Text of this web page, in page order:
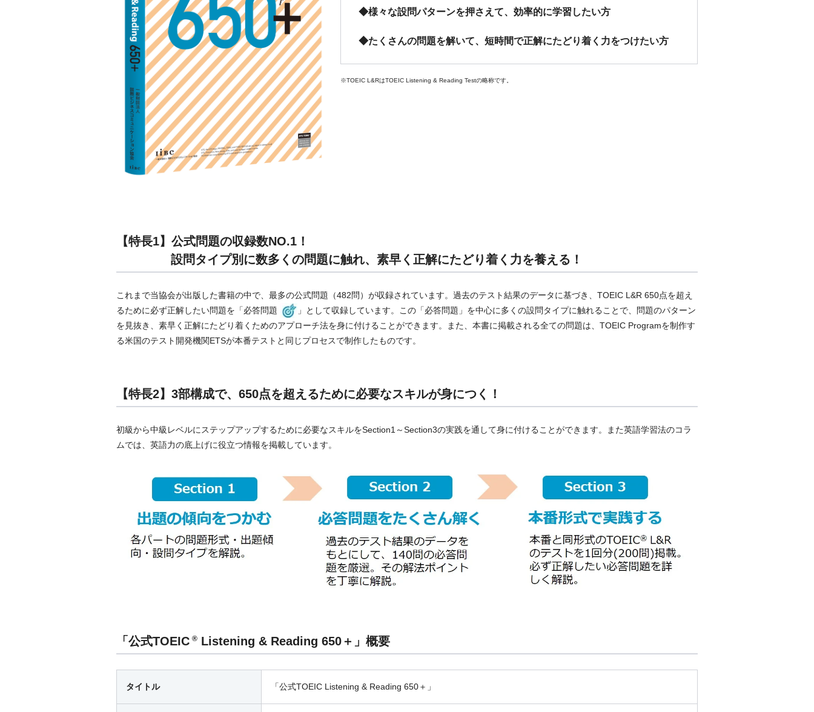
◆様々な設問パターンを押さえて、効率的に学習したい方
◆たくさんの問題を解いて、短時間で正解にたどり着く力をつけたい方
※TOEIC L&RはTOEIC Listening & Reading Testの略称です。
【特長1】公式問題の収録数NO.1！
設問タイプ別に数多くの問題に触れ、素早く正解にたどり着く力を養える！
これまで当協会が出版した書籍の中で、最多の公式問題（482問）が収録されています。過去のテスト結果のデータに基づき、TOEIC L&R 650点を超え
るために必ず正解したい問題を「必答問題
」として収録しています。この「必答問題」を中心に多くの設問タイプに触れることで、問題のパターン
を見抜き、素早く正解にたどり着くためのアプローチ法を身に付けることができます。また、本書に掲載される全ての問題は、TOEIC Programを制作す
る米国のテスト開発機関ETSが本番テストと同じプロセスで制作したものです。
【特長2】3部構成で、650点を超えるために必要なスキルが身につく！
初級から中級レベルにステップアップするために必要なスキルをSection1～Section3の実践を通して身に付けることができます。また英語学習法のコラ
ムでは、英語力の底上げに役立つ情報を掲載しています。
「公式TOEIC ®Listening & Reading 650＋」概要
タイトル 「公式TOEIC Listening & Reading 650＋」